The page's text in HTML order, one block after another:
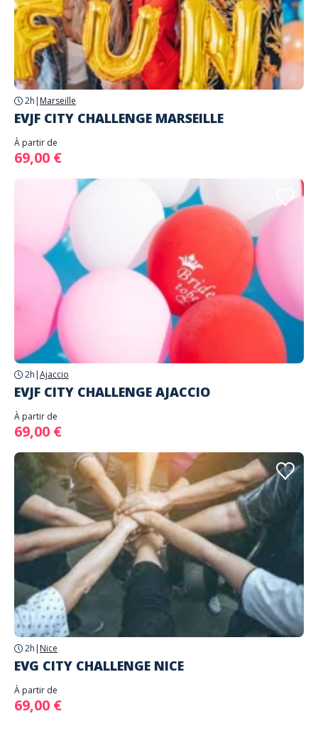
2h | Marseille
EVJF CITY CHALLENGE MARSEILLE
À partir de
69,00 €
2h |Ajaccio
EVJF CITY CHALLENGE AJACCIO
À partir de
69,00 €
2h | Nice
EVG CITY CHALLENGE NICE
À partir de
69,00 €